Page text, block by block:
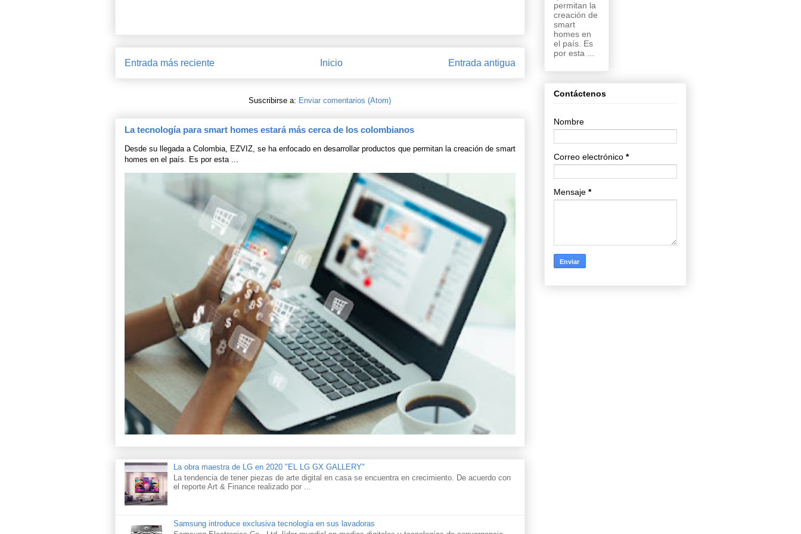
Entrada más reciente Entrada antigua
Inicio
Suscribirse a: Enviar comentarios (Atom)
La tecnología para smart homes estará más cerca de los colombianos
Desde su llegada a Colombia, EZVIZ, se ha enfocado en desarrollar productos que permitan la creación de smart
homes en el país. Es por esta ...
La obra maestra de LG en 2020 "EL LG GX GALLERY"
La tendencia de tener piezas de arte digital en casa se encuentra en crecimiento. De acuerdo con
el reporte Art & Finance realizado por ...
Samsung introduce exclusiva tecnología en sus lavadoras
permitan la
creación de
smart
homes en
el país. Es
por esta ...
Contáctenos
Nombre
Correo electrónico *
Mensaje *